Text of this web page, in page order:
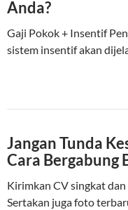
Anda?
Gaji Pokok + Insentif
sistem insentif akan
Jangan Tunda
Cara Bergabung
Kirimkan CV singkat
Sertakan juga foto